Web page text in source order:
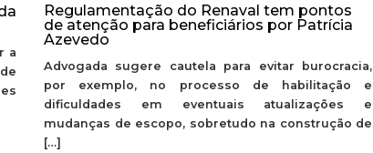
a
Regulamentação do Renaval tem pontos
de atenção para beneficiários por Patrícia
Azevedo
Advogada sugere cautela para evitar burocracia,
por exemplo, no processo de habilitação e
dificuldades em eventuais atualizações e
mudanças de escopo, sobretudo na construção de
[…]